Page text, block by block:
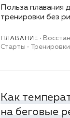
Польза плавания
тренировки без
ПЛАВАНИЕ
Старты
Тренировки
Как
на беговые